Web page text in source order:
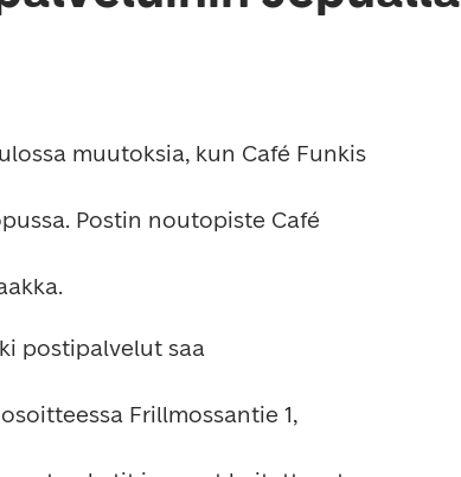
muutoksia, kun Café Funkis
postipalvelut saa